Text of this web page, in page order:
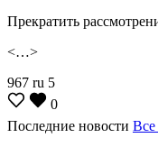
Прекратить
<…>
967 ru 5
0
Последние новости Все